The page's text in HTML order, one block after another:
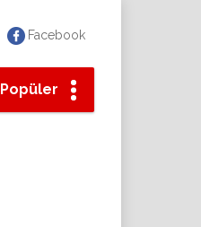
Facebook
Popüler